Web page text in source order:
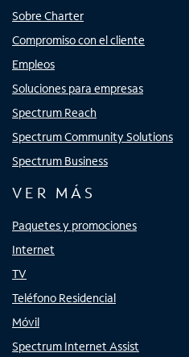
Sobre Charter
Compromiso con el cliente
Empleos
Soluciones para empresas
Spectrum Reach
Spectrum Community Solutions
Spectrum Business
VER MÁS
Paquetes y promociones
Internet
TV
Teléfono Residencial
Móvil
Spectrum Internet Assist